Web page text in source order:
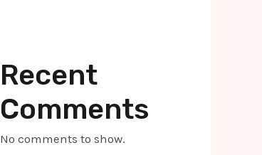
Recent
Comments
No comments to show.